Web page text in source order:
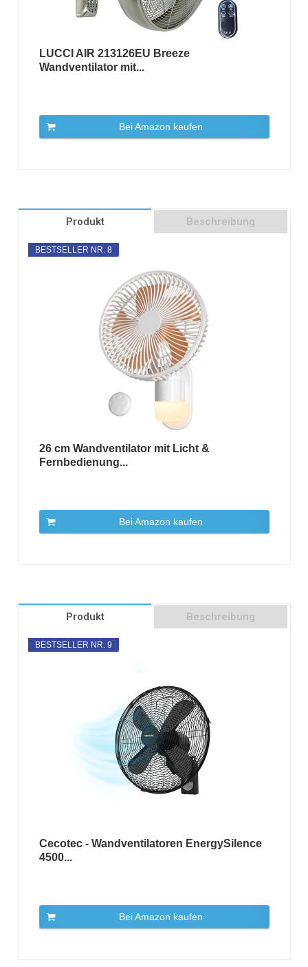
LUCCI AIR 213126EU Breeze
Wandventilator mit...
Bei Amazon kaufen
Produkt Beschreibung
BESTSELLER NR. 8
26 cm Wandventilator mit Licht &
Fernbedienung...
Bei Amazon kaufen
Produkt Beschreibung
BESTSELLER NR. 9
Cecotec - Wandventilatoren EnergySilence
4500...
Bei Amazon kaufen